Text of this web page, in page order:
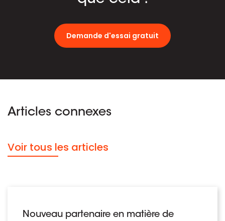
Demande d'essai gratuit
Articles connexes
Voir tous les articles
Nouveau partenaire en matière de